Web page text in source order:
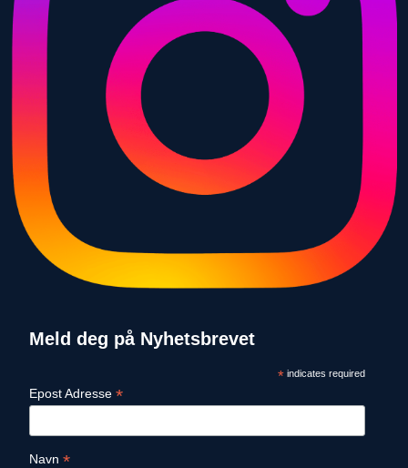
Meld deg på Nyhetsbrevet
*indicates required
Epost Adresse *
Navn *